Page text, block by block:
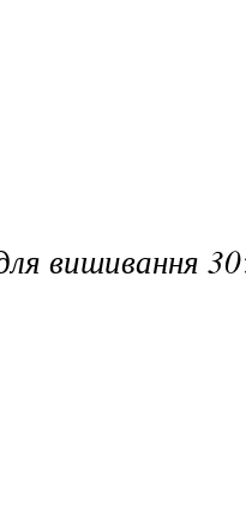
для вишивання